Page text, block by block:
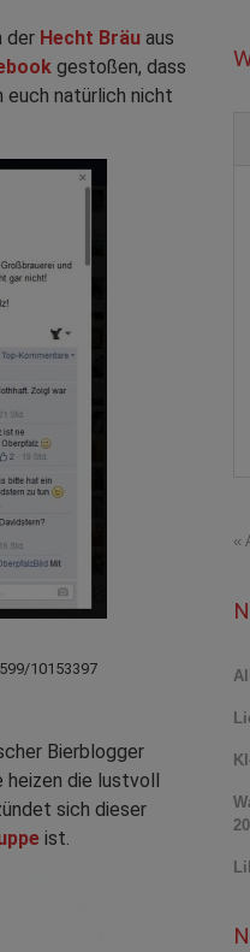
der Hecht Bräu aus
gestoßen, dass
euch natürlich nicht
10153397
Bierblogger
heizen die lustvoll
sich dieser
ist.
«